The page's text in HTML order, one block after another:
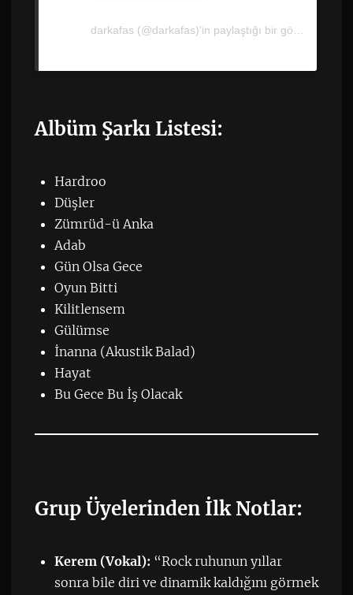
Albüm Şarkı Listesi:
Hardroo
Düşler
Zümrüd-ü Anka
Adab
Gün Olsa Gece
Oyun Bitti
Kilitlensem
Gülümse
İnanna (Akustik Balad)
Hayat
Bu Gece Bu İş Olacak
Grup Üyelerinden İlk Notlar:
Kerem (Vokal): “Rock ruhunun yıllar
sonra bile diri ve dinamik kaldığını görmek